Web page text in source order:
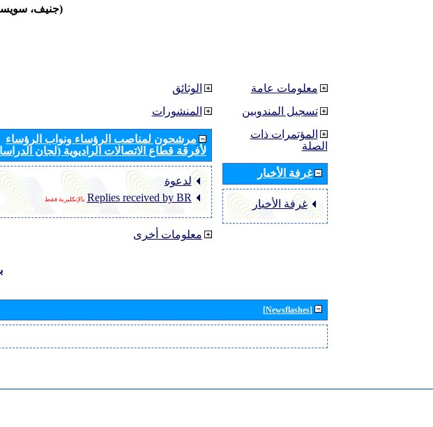
(جنيف، سويسرا، 15 أكتوبر - 19
الوثائق
المنشورات
مرشحون لمناصب الرؤساء ونواب الرؤساء
لأفرقة قطاع الاتصالات الراديوية (لجان
لدعوة
Replies received by BR بالإنكليزية فقط
معلومات أخرى
معلومات عامة
تسجيل المندوبين
المؤتمرات ذات
الصلة
غرفة الأخبار
غرفة الأخبار
[Newsflashes]